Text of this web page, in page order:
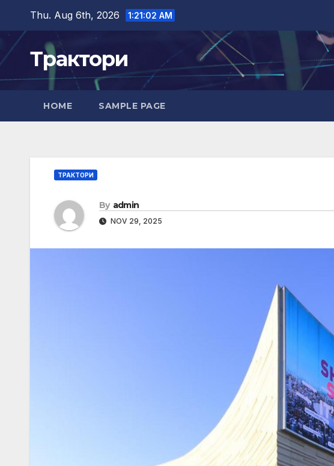
content
Thu. Aug 6th, 2026 1:21:03 AM
Трактори
HOME SAMPLE PAGE
ТРАКТОРИ
By admin
NOV 29, 2025